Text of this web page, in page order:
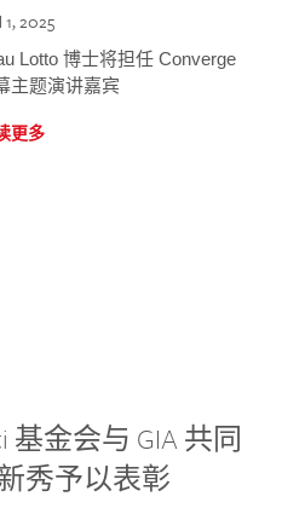
2025
Lotto 博士将担任 Converge
主题演讲嘉宾
更多
基金会与 GIA 共同
秀予以表彰